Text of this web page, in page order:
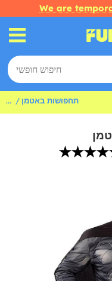
We are
... תחפושות באטמן